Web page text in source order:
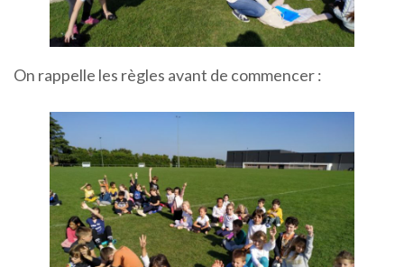
On rappelle les règles avant de commencer :